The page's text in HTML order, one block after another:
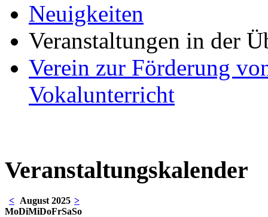
Neuigkeiten
Veranstaltungen in der
Verein zur Förderung
Vokalunterricht
Veranstaltungskalender
< August 2025 >
MoDiMiDoFrSaSo